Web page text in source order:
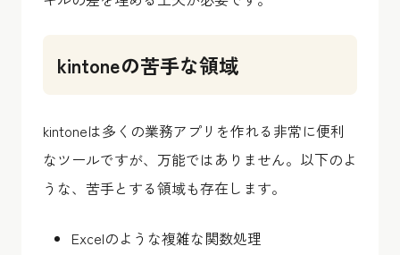
kintoneの苦手な領域
kintoneは多くの業務アプリを作れる非常に便利
なツールですが、万能ではありません。以下のよ
うな、苦手とする領域も存在します。
Excelのような複雑な関数処理